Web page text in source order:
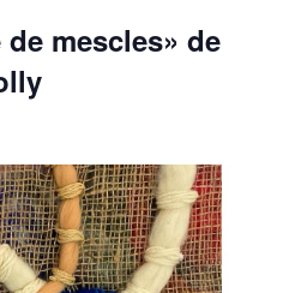
mescles» de